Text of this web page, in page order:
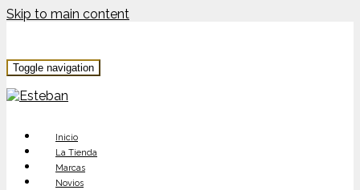
Skip to main content
Toggle navigation
Inicio
La Tienda
Marcas
Novios